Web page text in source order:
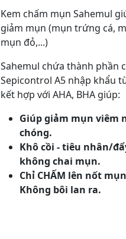
Kem chấm mụn Sahemul
giảm mụn (mụn trứng cá,
mụn đỏ,...)
Sahemul chứa thành phần
Sepicontrol A5 nhập khẩu
kết hợp với AHA, BHA giúp:
Giúp giảm mụn viêm
chóng.
Khô cồi - tiêu nhân/
không chai mụn.
Chỉ CHẤM lên nốt
Không bôi lan ra.